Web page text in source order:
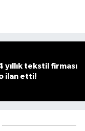
yıllık tekstil firması
ilan etti!